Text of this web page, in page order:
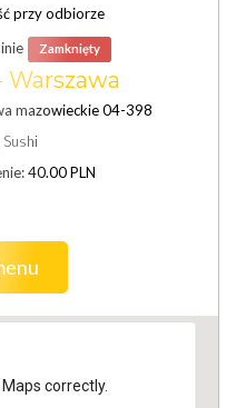
przy odbiorze
Zamknięty
Warszawa
mazowieckie 04-398
40.00 PLN
correctly.